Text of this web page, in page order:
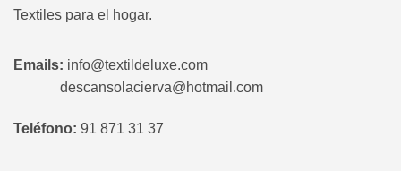
Textiles para el hogar.
Emails: info@textildeluxe.com
descansolacierva@hotmail.com
Teléfono: 91 871 31 37